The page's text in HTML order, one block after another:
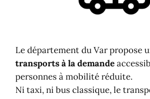
Le département du Var propose
transports à la demande
personnes à mobilité réduite.
Ni taxi, ni bus classique, le